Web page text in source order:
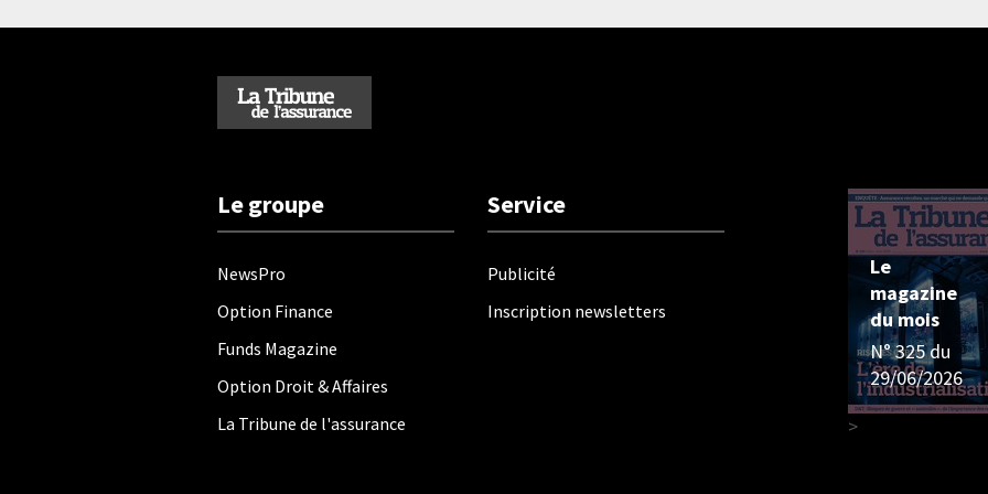
Le groupe
NewsPro
Option Finance
Funds Magazine
Option Droit & Affaires
La Tribune de l'assurance
Service
Publicité
Inscription newsletters
Le
magazine
du mois
N° 325 du
29/06/2026
>